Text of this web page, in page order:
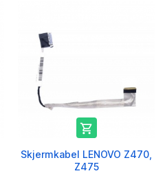

Skjermkabel LENOVO Z470,
Z475